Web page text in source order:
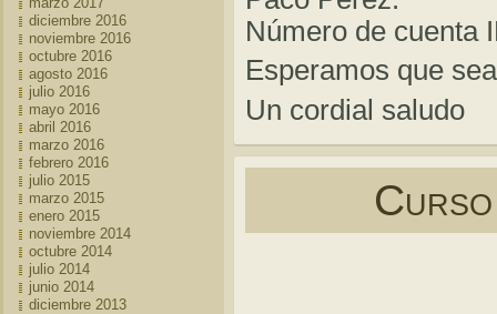
diciembre 2016
noviembre 2016
octubre 2016
agosto 2016
julio 2016
mayo 2016
abril 2016
marzo 2016
febrero 2016
julio 2015
marzo 2015
enero 2015
noviembre 2014
octubre 2014
julio 2014
junio 2014
diciembre 2013
Número de cuenta
Esperamos que
Un cordial saludo